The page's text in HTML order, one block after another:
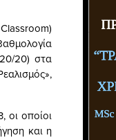
20) στα
οι οποίοι
και η